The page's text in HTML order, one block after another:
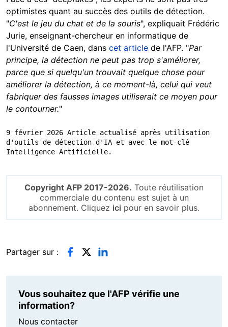
optimistes quant au succès des outils de détection.
"C'est le jeu du chat et de la souris", expliquait Frédéric
Jurie, enseignant-chercheur en informatique de
l'Université de Caen, dans cet article de l'AFP. "Par
principe, la détection ne peut pas trop s'améliorer,
parce que si quelqu'un trouvait quelque chose pour
améliorer la détection, à ce moment-là, celui qui veut
fabriquer des fausses images utiliserait ce moyen pour
le contourner."
9 février 2026 Article actualisé après utilisation
d'outils de détection d'IA et avec le mot-clé
Intelligence Artificielle.
Copyright AFP 2017-2026. Toute réutilisation
commerciale du contenu est sujet à un
abonnement. Cliquez ici pour en savoir plus.
Partager sur :
Vous souhaitez que l'AFP vérifie une
information?
Nous contacter